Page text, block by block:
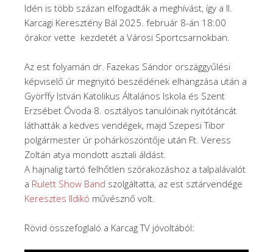
Idén is több százan elfogadták a meghívást, így a II.
Karcagi Keresztény Bál 2025. február 8-án 18:00
órakor vette kezdetét a Városi Sportcsarnokban.
Az est folyamán dr. Fazekas Sándor országgyűlési
képviselő úr megnyitó beszédének elhangzása után a
Györffy István Katolikus Általános Iskola és Szent
Erzsébet Óvoda 8. osztályos tanulóinak nyitótáncát
láthatták a kedves vendégek, majd Szepesi Tibor
polgármester úr pohárköszöntője után Ft. Veress
Zoltán atya mondott asztali áldást.
A hajnalig tartó felhőtlen szórakozáshoz a talpalávalót
a Rulett Show Band szolgáltatta, az est sztárvendége
Keresztes Ildikó művésznő volt.
Rövid összefoglaló a Karcag TV jóvoltából: